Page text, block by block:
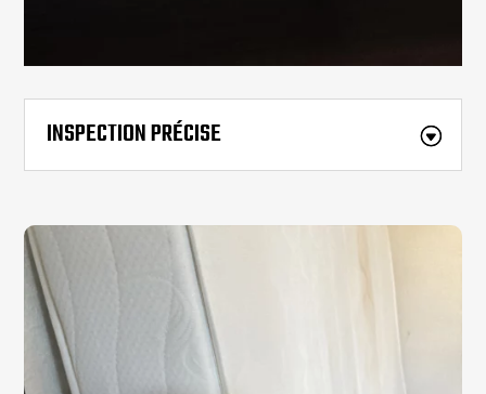
INSPECTION PRÉCISE